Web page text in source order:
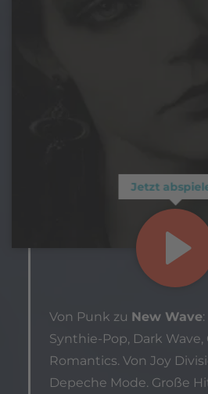
Jetzt
Von Punk zu New Wave
Synthie-Pop, Dark Wave,
Romantics. Von Joy
Depeche Mode. Große